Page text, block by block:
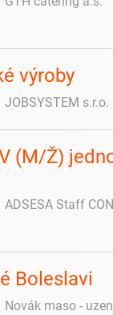
výroby
JOBSYSTEM s.r.o.
(M/Ž)
ADSESA Staff
Boleslavi
Novák maso -